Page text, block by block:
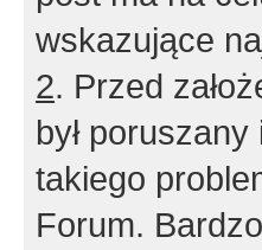
wskazujące
2. Przed
był
takiego
Forum.